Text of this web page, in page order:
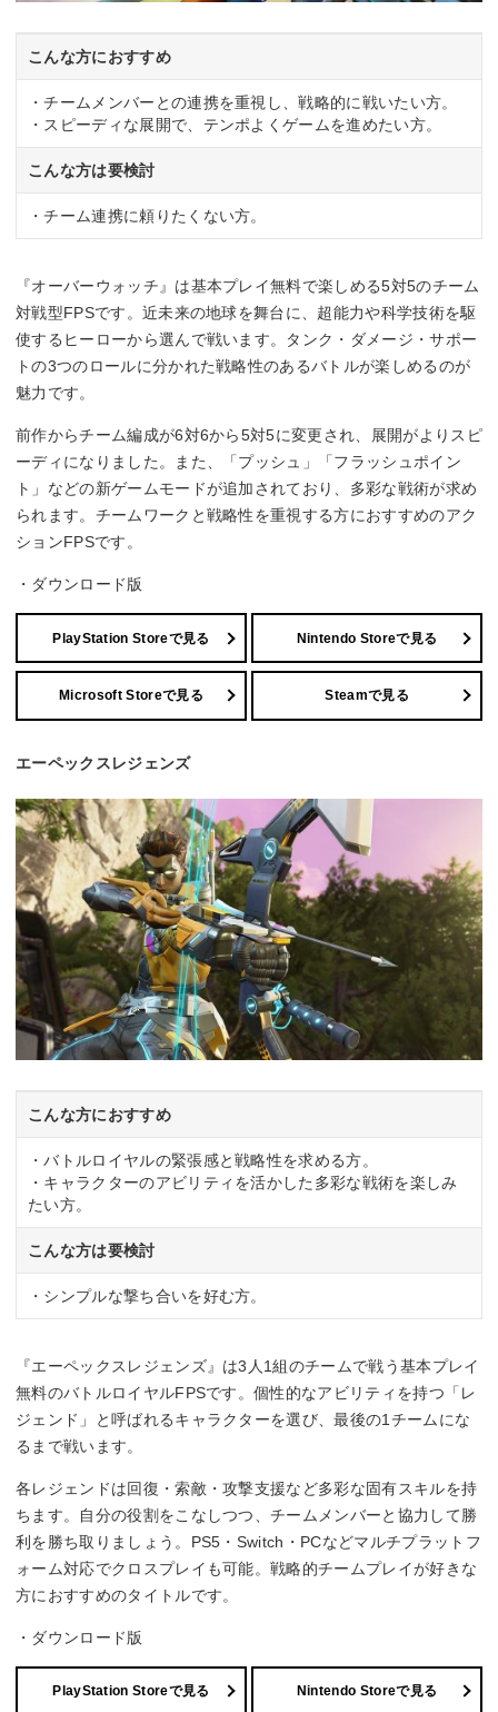
こんな方におすすめ
・チームメンバーとの連携を重視し、戦略的に戦いたい方。
・スピーディな展開で、テンポよくゲームを進めたい方。
こんな方は要検討
・チーム連携に頼りたくない方。
『オーバーウォッチ』は基本プレイ無料で楽しめる5対5のチーム
対戦型FPSです。近未来の地球を舞台に、超能力や科学技術を駆
使するヒーローから選んで戦います。タンク・ダメージ・サポー
トの3つのロールに分かれた戦略性のあるバトルが楽しめるのが
魅力です。
前作からチーム編成が6対6から5対5に変更され、展開がよりスピ
ーディになりました。また、「プッシュ」「フラッシュポイン
ト」などの新ゲームモードが追加されており、多彩な戦術が求め
られます。チームワークと戦略性を重視する方におすすめのアク
ションFPSです。
・ダウンロード版
PlayStation Storeで見る Nintendo Storeで見る
Microsoft Storeで見る Steamで見る
エーペックスレジェンズ
こんな方におすすめ
・バトルロイヤルの緊張感と戦略性を求める方。
・キャラクターのアビリティを活かした多彩な戦術を楽しみ
たい方。
こんな方は要検討
・シンプルな撃ち合いを好む方。
『エーペックスレジェンズ』は3人1組のチームで戦う基本プレイ
無料のバトルロイヤルFPSです。個性的なアビリティを持つ「レ
ジェンド」と呼ばれるキャラクターを選び、最後の1チームにな
るまで戦います。
各レジェンドは回復・索敵・攻撃支援など多彩な固有スキルを持
ちます。自分の役割をこなしつつ、チームメンバーと協力して勝
利を勝ち取りましょう。PS5・Switch・PCなどマルチプラットフ
ォーム対応でクロスプレイも可能。戦略的チームプレイが好きな
方におすすめのタイトルです。
・ダウンロード版
PlayStation Storeで見る Nintendo Storeで見る